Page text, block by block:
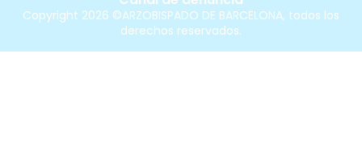
Copyright 2026 ©ARZOBISPADO DE BARCELONA, todos los
derechos reservados.